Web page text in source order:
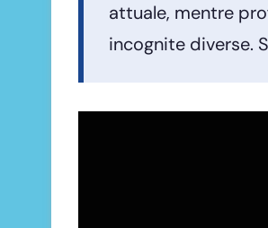
attuale, mentre
incognite diverse.